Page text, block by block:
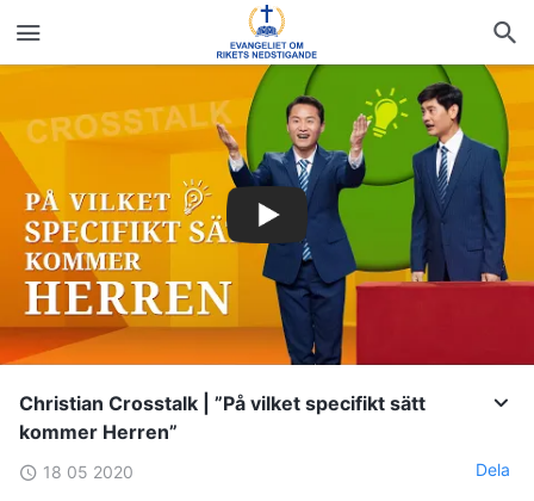
Christian Crosstalk | ”På vilket specifikt sätt
kommer Herren”
18 05 2020 Dela